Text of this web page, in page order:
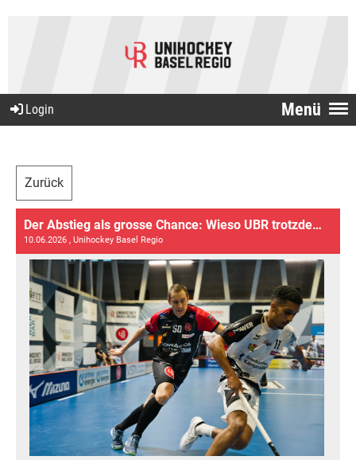
Menü
Login
Zurück
Der Abstieg als grosse Chance: Wieso UBR trotzdem positiv in die Zukunft blickt
10.06.2026 , Unihockey Basel Regio